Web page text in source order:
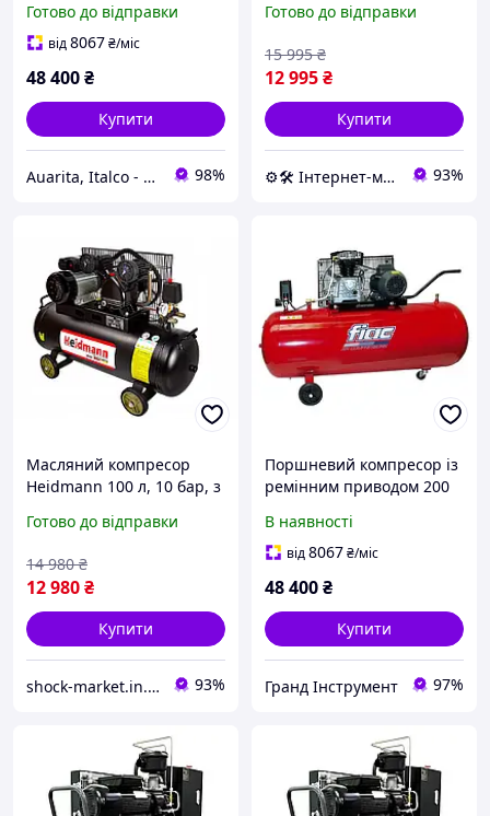
2,2кВт
Готово до відправки
від8067₴/міс
48 400₴
Купити
Auarita, Italco - преміальне фарбувальне обладнання 98%
Готово до відправки
12 995₴
15 995 ₴
Купити
⚙️🛠 Інтернет-магазин ALORA 93%
Масляний компресор
Heidmann 100 л, 10 бар, з
Готово до відправки
12 980₴
14 980 ₴
Купити
shock-market.in.ua 93%
Поршневий компресор із
ремінним приводом 200
FIAC AB200-360-220-RED-
IT
В наявності
від8067₴/міс
48 400₴
Купити
Гранд Інструмент 97%